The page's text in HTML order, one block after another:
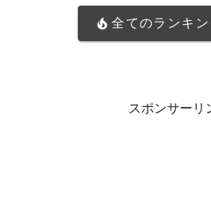
全てのランキ
スポンサーリ